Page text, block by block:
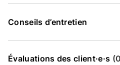
Conseils d’entretien
Évaluations des client·e·s